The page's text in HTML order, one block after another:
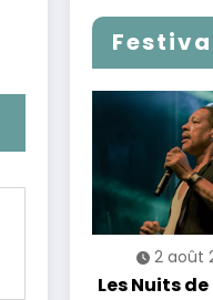
2 août
Les Nuits